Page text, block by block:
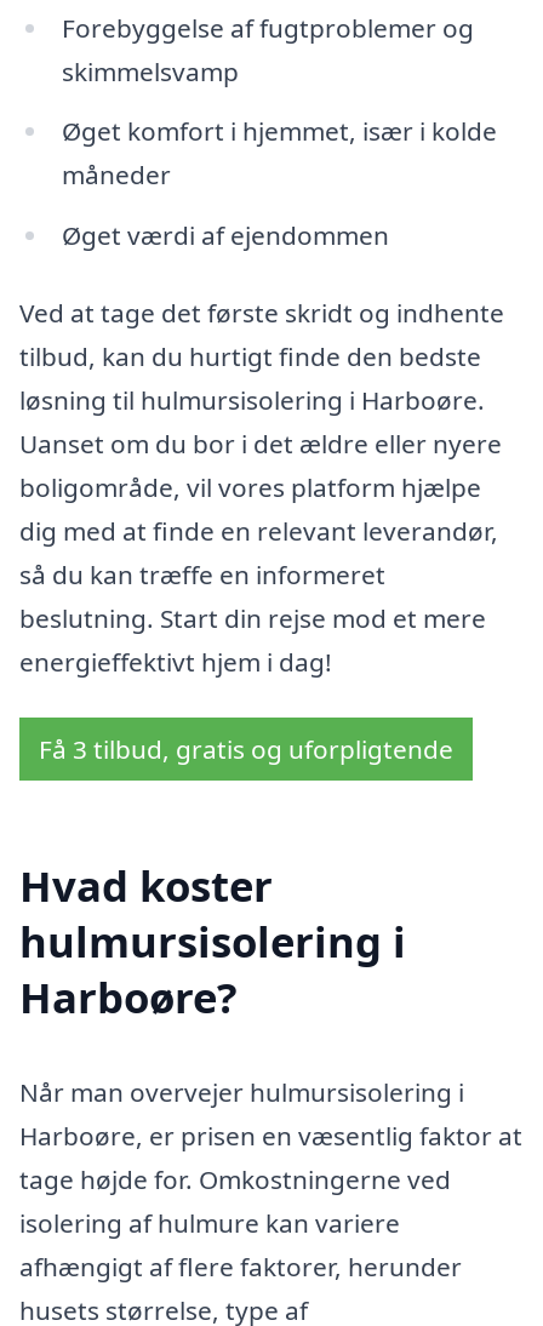
Forebyggelse af fugtproblemer og
skimmelsvamp
Øget komfort i hjemmet, især i kolde
måneder
Øget værdi af ejendommen
Ved at tage det første skridt og indhente
tilbud, kan du hurtigt finde den bedste
løsning til hulmursisolering i Harboøre.
Uanset om du bor i det ældre eller nyere
boligområde, vil vores platform hjælpe
dig med at finde en relevant leverandør,
så du kan træffe en informeret
beslutning. Start din rejse mod et mere
energieffektivt hjem i dag!
Få 3 tilbud, gratis og uforpligtende
Hvad koster
hulmursisolering i
Harboøre?
Når man overvejer hulmursisolering i
Harboøre, er prisen en væsentlig faktor at
tage højde for. Omkostningerne ved
isolering af hulmure kan variere
afhængigt af flere faktorer, herunder
husets størrelse, type af